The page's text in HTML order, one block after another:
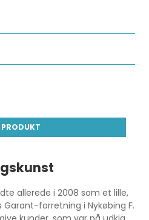
allerede i 2008 som et lille,
Garant-forretning i Nykøbing F.